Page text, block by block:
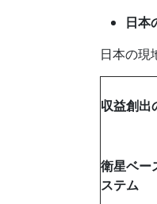
日本
日本の現
収益創出
衛星ベー
ステム